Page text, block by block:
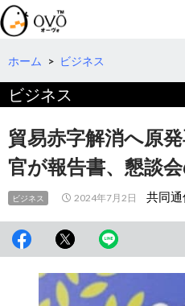
検
索
コ
テ
へ
移
動
ホーム > ビジネス
ビジネス
貿易赤字解消へ原
官が報告書、懇談
ビジネス 2024年7月2日 共同通